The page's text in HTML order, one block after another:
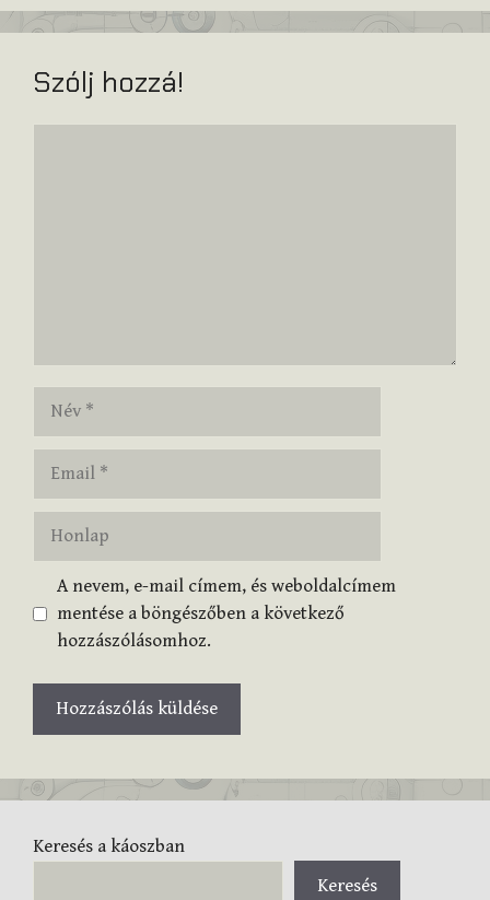
Szólj hozzá!
Honlap
A nevem, e-mail címem, és weboldalcímem
mentése a böngészőben a következő
hozzászólásomhoz.
Keresés a káoszban
Keresés